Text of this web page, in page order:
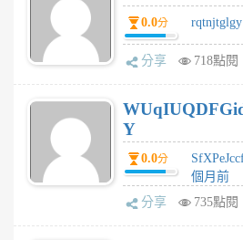
0.0分
分享 718點閱
Y
0.0分
個月前
分享
735點閱